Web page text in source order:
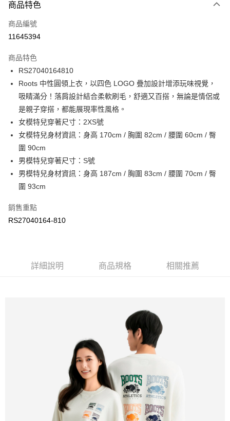
信用卡一次付款
信用卡分期付款
合作金庫商業銀行
華南商業銀行
上海商業儲蓄銀行
台北富邦商業銀行
國泰世華商業銀行
兆豐國際商業銀行
臺灣中小企業銀行
匯豐（台灣）商業銀行
聯邦商業銀行
元大商業銀行
永豐商業銀行
玉山商業銀行
台新國際商業銀行
台灣樂天信用卡公司
6 期 0 利率 每期
華南商業銀行
彰化商業銀行
上海商業儲蓄銀行
台北富邦商業銀行
國泰世華商業銀行
臺灣中小企業銀行
匯豐（台灣）商業銀行
華泰商業銀行
元大商業銀行
玉山商業銀行
台新國際商業銀行
中國信託商業銀行
台灣樂天信用卡公司
LINE Pay
Apple Pay
街口支付
運送方式
限時免運活動
免運費
每筆NT$100
商品特色
商品編號
11645394
商品特色
RS27040164810
Roots 中性圓領上衣，以四色 LOGO 疊加設計增添玩味視覺，
吸睛滿分！落肩設計結合柔軟刷毛，舒適又百搭，無論是情侶或
是親子穿搭，都能展現率性風格。
女模特兒穿著尺寸：2XS號
女模特兒身材資訊：身高 170cm / 胸圍 82cm / 腰圍 60cm / 臀
圍 90cm
男模特兒穿著尺寸：S號
男模特兒身材資訊：身高 187cm / 胸圍 83cm / 腰圍 70cm / 臀
圍 93cm
銷售重點
RS27040164-810
詳細說明 商品規格 相關推薦